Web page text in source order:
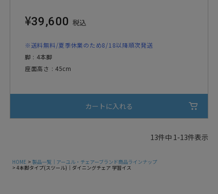
¥39,600 税込
※送料無料/夏季休業のため8/18以降順次発送
脚 : 4本脚
座面高さ : 45cm
カートに入れる
13件中 1-13件表示
HOME
製品一覧｜アーユル・チェアーブランド商品ラインナップ
4本脚タイプ(スツール)｜ダイニングチェア 学習イス